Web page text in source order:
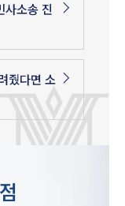
사소송 진
줬다면 소